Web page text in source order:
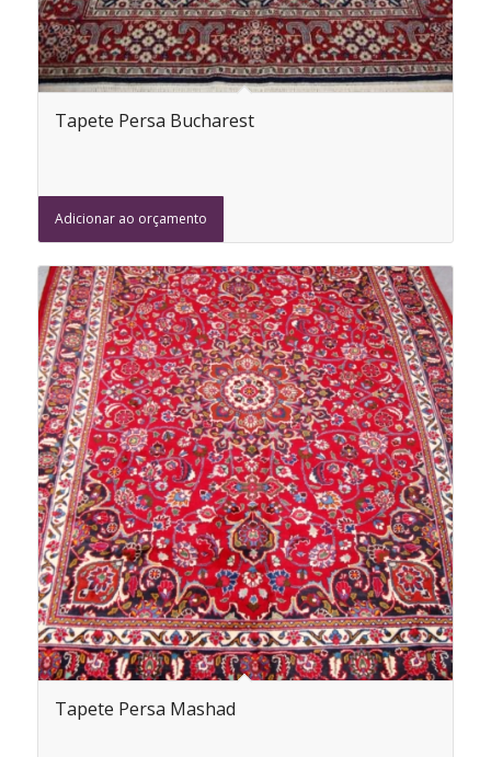
Tapete Persa Bucharest
Adicionar ao orçamento
Tapete Persa Mashad